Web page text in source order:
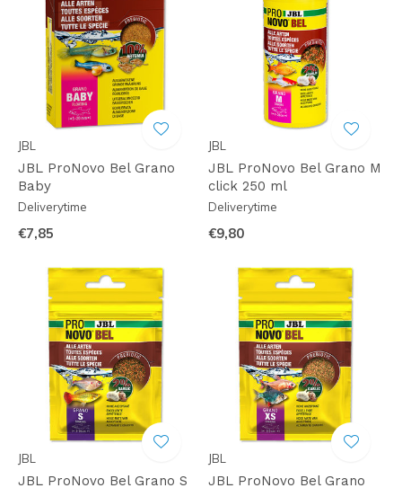
JBL
JBL ProNovo Bel Grano
Baby
Deliverytime
€7,85
JBL
JBL ProNovo Bel Grano M
click 250 ml
Deliverytime
€9,80
JBL
JBL ProNovo Bel Grano S
JBL
JBL ProNovo Bel Grano